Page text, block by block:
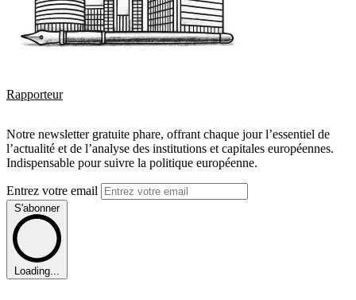
Rapporteur
Notre newsletter gratuite phare, offrant chaque jour l’essentiel de
l’actualité et de l’analyse des institutions et capitales européennes.
Indispensable pour suivre la politique européenne.
Entrez votre email
S'abonner
Loading...